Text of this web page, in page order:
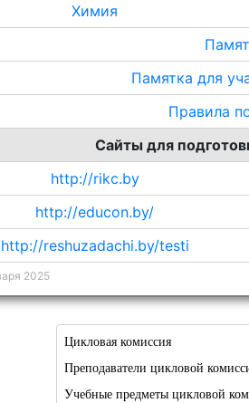
Химия
Памятка для
Правила
Сайты для
http://rikc.by
http://educon.by/
http://reshuzadachi.by/testi
2025
Цикловая комиссия
Преподаватели цикловой
Учебные предметы цикловой